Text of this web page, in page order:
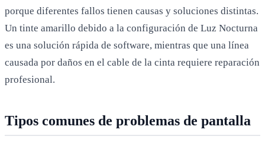
porque diferentes fallos tienen causas y soluciones distintas.
Un tinte amarillo debido a la configuración de Luz Nocturna
es una solución rápida de software, mientras que una línea
causada por daños en el cable de la cinta requiere reparación
profesional.
Tipos comunes de problemas de pantalla